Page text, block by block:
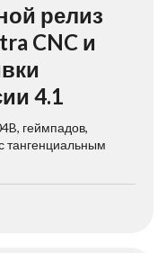
релиз
CNC и
4.1
геймпадов,
тангенциальным